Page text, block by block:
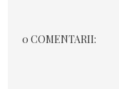
0 COMENTARII: